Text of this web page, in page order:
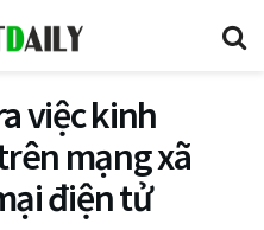
việc kinh
mạng xã
điện tử